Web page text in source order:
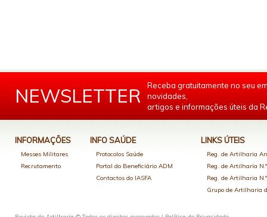
NEWSLETTER
Receba gratuitamente no seu
novidades,
artigos e informações úteis da
INFORMAÇÕES
Messes Militares
Recrutamento
INFO SAÚDE
Protocolos Saúde
Portal do Beneficiário ADM
Contactos do IASFA
LINKS ÚTEIS
Reg. de Artilharia
Reg. de Artilharia
Reg. de Artilharia
Grupo de Artilharia